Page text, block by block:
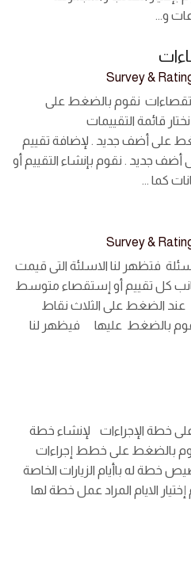
و...
نقوم بالضغط على
قائمة التقييمات
على أضف جديد . لإضافة تقييم
جديد . نقوم بإنشاء التقييم أو
كما ...
فتظهر لنا الاسلئة التى قيمت
كل تقييم أو إستقصاء متوسط
عند الضغط على الثلاث نقاط
بالضغط عليها فيظهر لنا
خطة الإجراءات لإنشاء خطة
بالضغط على خطط إجراءات
خطة له باأيام الزيارات الخاصة
الايام المراد عمل خطة لها